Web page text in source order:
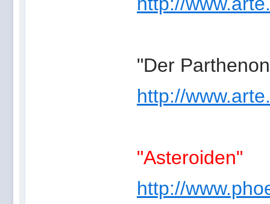
"Der
http://
"Asteroiden"
http://